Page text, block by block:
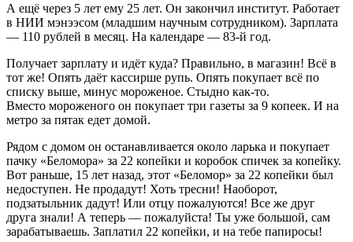
А ещё через 5 лет ему 25 лет. Он закончил институт. Работает
в НИИ мэнээсом (младшим научным сотрудником). Зарплата
— 110 рублей в месяц. На календаре — 83-й год.
Получает зарплату и идёт куда? Правильно, в магазин! Всё в
тот же! Опять даёт кассирше рупь. Опять покупает всё по
списку выше, минус мороженое. Стыдно как-то.
Вместо мороженого он покупает три газеты за 9 копеек. И на
метро за пятак едет домой.
Рядом с домом он останавливается около ларька и покупает
пачку «Беломора» за 22 копейки и коробок спичек за копейку.
Вот раньше, 15 лет назад, этот «Беломор» за 22 копейки был
недоступен. Не продадут! Хоть тресни! Hаоборот,
подзатыльник дадут! Или отцу пожалуются! Все же друг
друга знали! А теперь — пожалуйcта! Ты уже большой, сам
зарабатываешь. Заплатил 22 копейки, и на тебе папиросы!